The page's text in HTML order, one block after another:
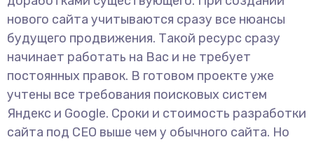
нового сайта учитываются сразу все нюансы
будущего продвижения. Такой ресурс сразу
начинает работать на Вас и не требует
постоянных правок. В готовом проекте уже
учтены все требования поисковых систем
Яндекс и Google. Сроки и стоимость разработки
сайта под СЕО выше чем у обычного сайта. Но